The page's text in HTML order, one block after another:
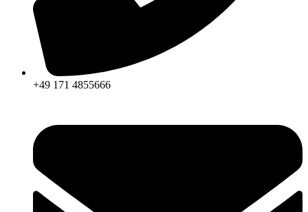
+49 171 4855666